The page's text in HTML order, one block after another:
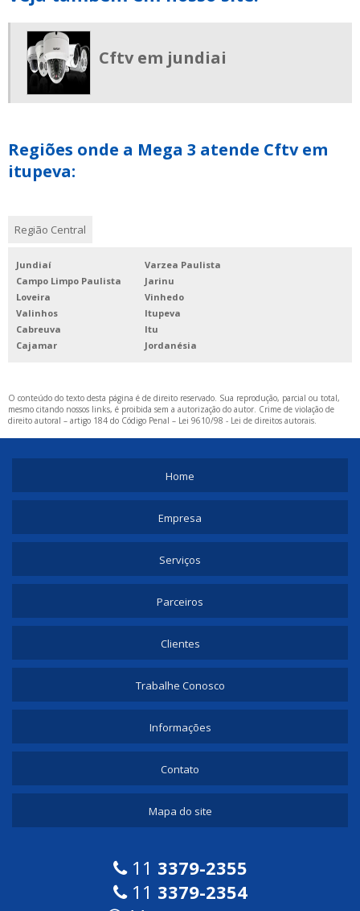
KIT CERCA ELETRICA JUNDIAI
MOTOR DE PORTÃO PREÇO
SISTEMA DE ALARME JUNDIAI
VÍDEO PORTEIRO ELETRÔNICO
CERCA DE SEGURANÇA CONCERTINA PREÇO
COMPRAR CONCERTINA
FORNECEDOR DE INTERFONE PARA PORTARIA
INTERFONE PARA PORTARIA COMPRAR
LOJA DE MOTOR PARA PORTAO
SISTEMA DE CONTROLE DE ACESSO CONDOMINIAL
VÍDEO PORTEIRO PARA CONDOMÍNIO
Cftv em jundiai
Regiões onde a Mega 3 atende Cftv em
itupeva:
Região Central
Jundiaí
Varzea Paulista
Campo Limpo Paulista
Jarinu
Loveira
Vinhedo
Valinhos
Itupeva
Cabreuva
Itu
Cajamar
Jordanésia
O conteúdo do texto desta página é de direito reservado. Sua reprodução, parcial ou total,
mesmo citando nossos links, é proibida sem a autorização do autor. Crime de violação de
direito autoral – artigo 184 do Código Penal – Lei 9610/98 - Lei de direitos autorais.
Home
Empresa
Serviços
Parceiros
Clientes
Trabalhe Conosco
Informações
Contato
Mapa do site
11 3379-2355
11 3379-2354